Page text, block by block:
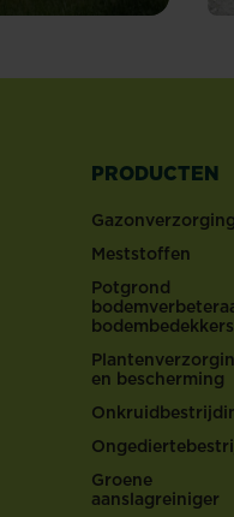
PRODUCTEN
Gazonverzorging
Meststoffen
Potgrond
bodembedekkers
en bescherming
Groene
aanslagreiniger